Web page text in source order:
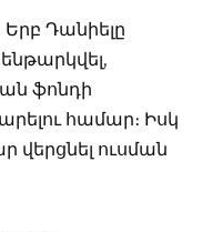
Երբ Դանիելը
ֆոնդի
համար։ Իսկ
վերցնել ուսման